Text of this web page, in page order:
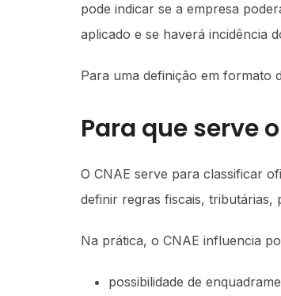
pode indicar se a empresa
aplicado e se haverá incidência
Para uma definição em formato
Para que serve o
O CNAE serve para classificar
definir regras fiscais, tributárias,
Na prática, o CNAE influencia
possibilidade de